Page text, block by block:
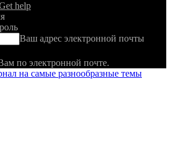
help
Ваш адрес электронной почты
по электронной почте.
на самые разнообразные темы